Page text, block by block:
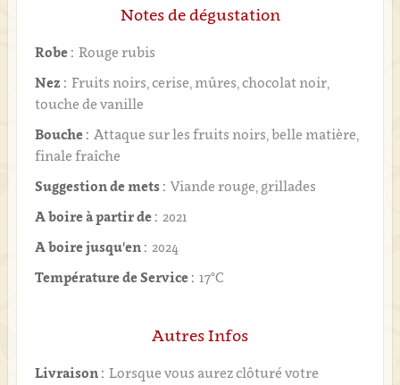
Notes de dégustation
Robe : Rouge rubis
Nez : Fruits noirs, cerise, mûres, chocolat noir,
touche de vanille
Bouche : Attaque sur les fruits noirs, belle matière,
finale fraîche
Suggestion de mets : Viande rouge, grillades
A boire à partir de : 2021
A boire jusqu'en : 2024
Température de Service : 17°C
Autres Infos
Livraison : Lorsque vous aurez clôturé votre